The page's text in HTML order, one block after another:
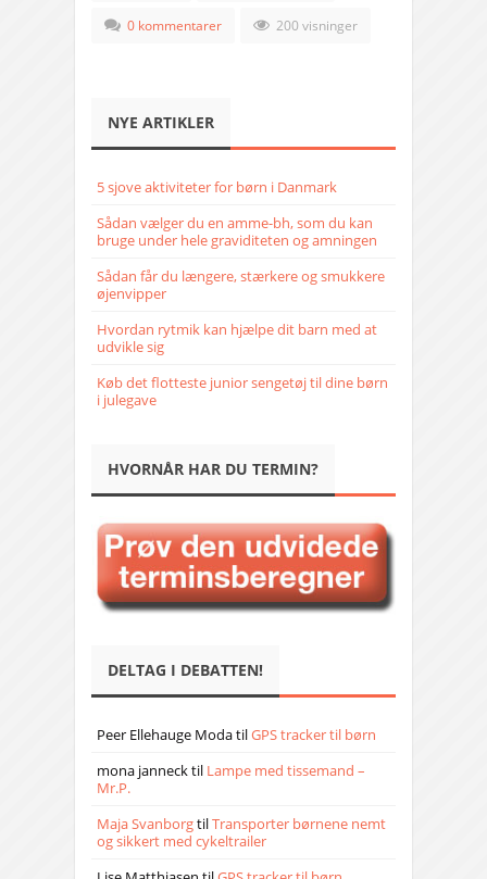
0 kommentarer 200 visninger
NYE ARTIKLER
5 sjove aktiviteter for børn i Danmark
Sådan vælger du en amme-bh, som du kan
bruge under hele graviditeten og amningen
Sådan får du længere, stærkere og smukkere
øjenvipper
Hvordan rytmik kan hjælpe dit barn med at
udvikle sig
Køb det flotteste junior sengetøj til dine børn
i julegave
HVORNÅR HAR DU TERMIN?
DELTAG I DEBATTEN!
Peer Ellehauge ModatilGPS tracker til børn
mona jannecktil Lampe med tissemand –
Mr.P.
Maja SvanborgtilTransporter børnene nemt
og sikkert med cykeltrailer